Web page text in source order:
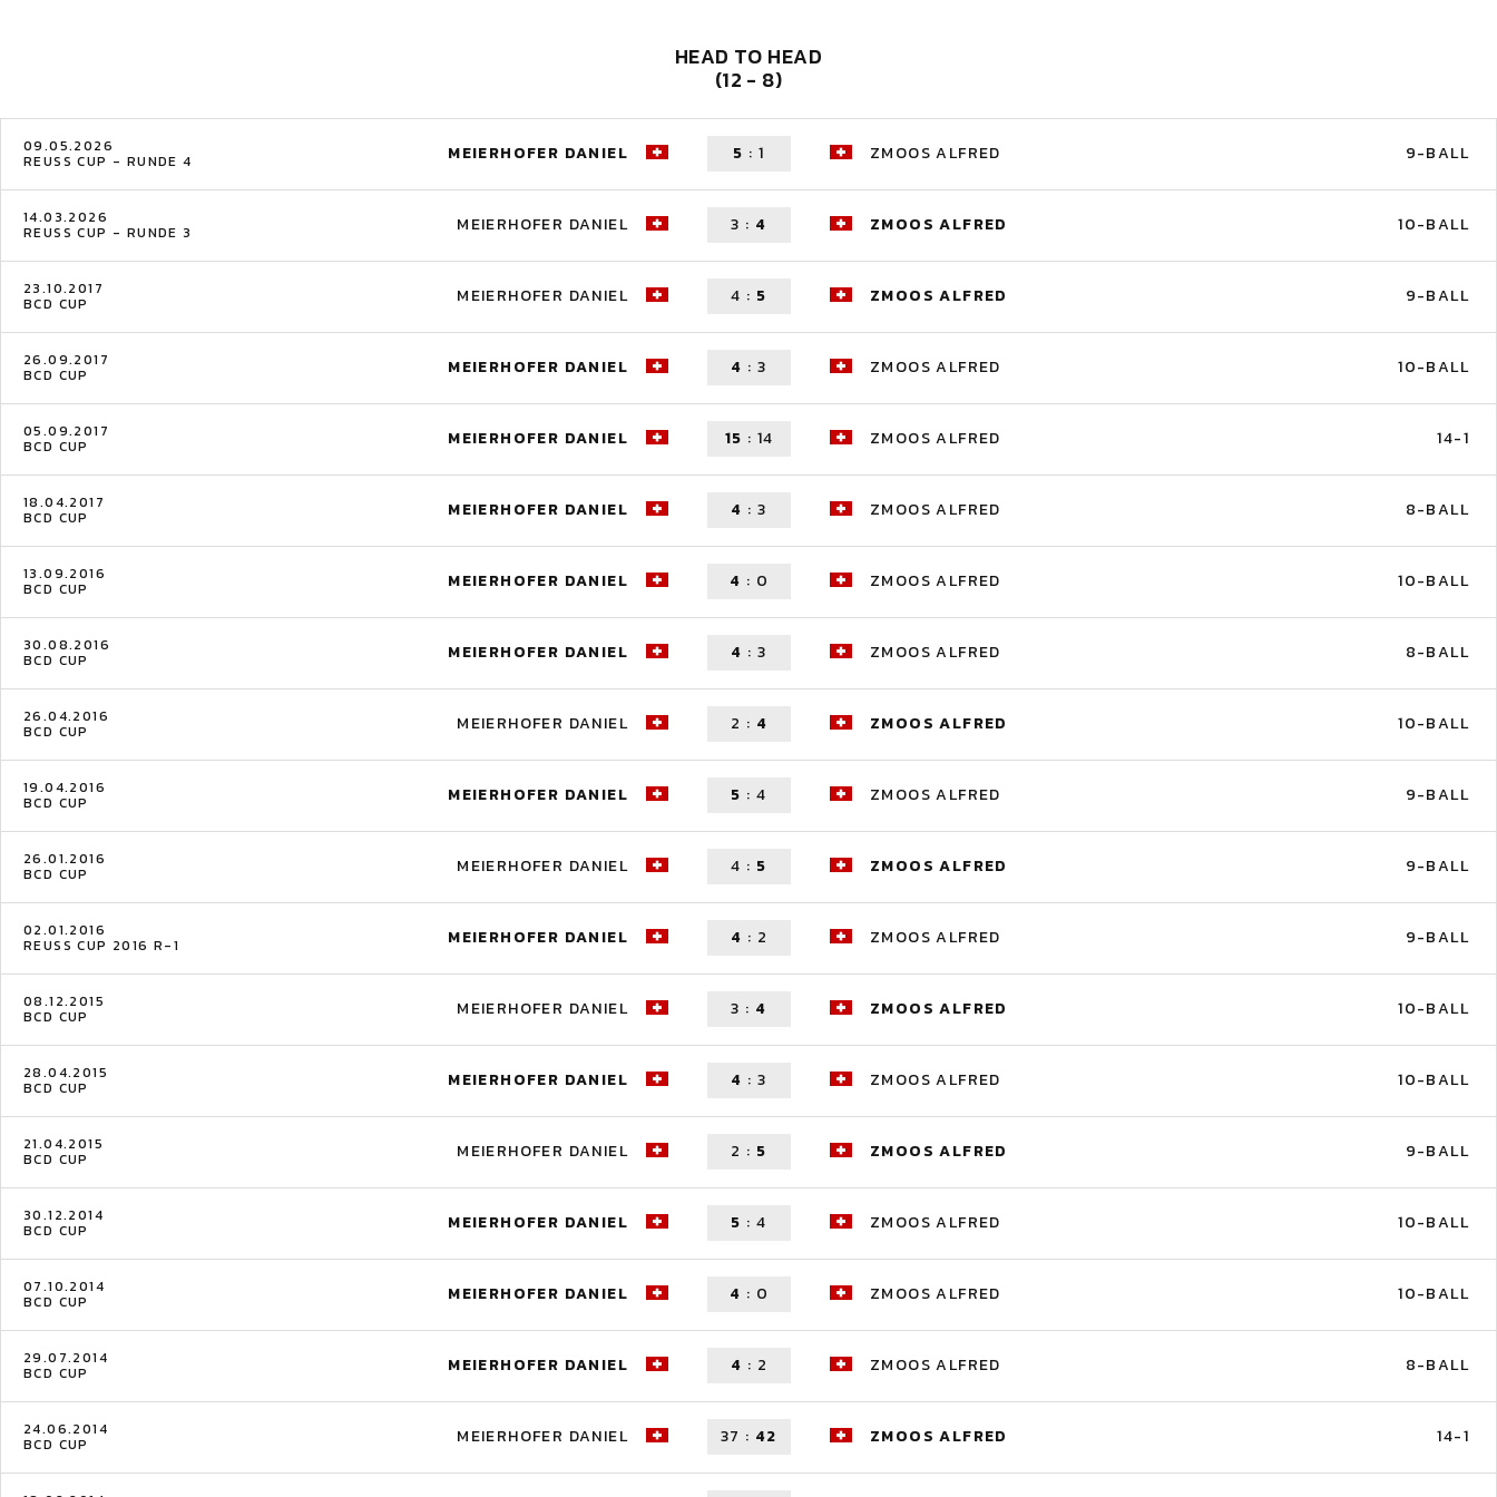
HEAD TO HEAD
(12 - 8)
09.05.2026
REUSS CUP - RUNDE 4 MEIERHOFER DANIEL 5 :1 ZMOOS ALFRED 9-BALL
14.03.2026
REUSS CUP - RUNDE 3 MEIERHOFER DANIEL 3 : 4 ZMOOS ALFRED 10-BALL
23.10.2017
BCD CUP MEIERHOFER DANIEL 4 : 5 ZMOOS ALFRED 9-BALL
26.09.2017
BCD CUP MEIERHOFER DANIEL 4 :3 ZMOOS ALFRED 10-BALL
05.09.2017
BCD CUP MEIERHOFER DANIEL 15 : 14 ZMOOS ALFRED 14-1
18.04.2017
BCD CUP MEIERHOFER DANIEL 4 :3 ZMOOS ALFRED 8-BALL
13.09.2016
BCD CUP MEIERHOFER DANIEL 4 : 0 ZMOOS ALFRED 10-BALL
30.08.2016
BCD CUP MEIERHOFER DANIEL 4 :3 ZMOOS ALFRED 8-BALL
26.04.2016
BCD CUP MEIERHOFER DANIEL 2 : 4 ZMOOS ALFRED 10-BALL
19.04.2016
BCD CUP MEIERHOFER DANIEL 5 :4 ZMOOS ALFRED 9-BALL
26.01.2016
BCD CUP MEIERHOFER DANIEL 4 : 5 ZMOOS ALFRED 9-BALL
02.01.2016
REUSS CUP 2016 R-1 MEIERHOFER DANIEL 4 : 2 ZMOOS ALFRED 9-BALL
08.12.2015
BCD CUP MEIERHOFER DANIEL 3 : 4 ZMOOS ALFRED 10-BALL
28.04.2015
BCD CUP MEIERHOFER DANIEL 4 :3 ZMOOS ALFRED 10-BALL
21.04.2015
BCD CUP MEIERHOFER DANIEL 2 : 5 ZMOOS ALFRED 9-BALL
30.12.2014
BCD CUP MEIERHOFER DANIEL 5 :4 ZMOOS ALFRED 10-BALL
07.10.2014
BCD CUP MEIERHOFER DANIEL 4 : 0 ZMOOS ALFRED 10-BALL
29.07.2014
BCD CUP MEIERHOFER DANIEL 4 : 2 ZMOOS ALFRED 8-BALL
24.06.2014
BCD CUP MEIERHOFER DANIEL 37 : 42 ZMOOS ALFRED 14-1